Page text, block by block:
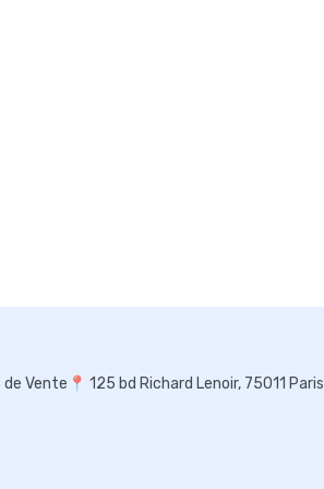
de Vente 📍 125 bd Richard Lenoir, 75011 Paris